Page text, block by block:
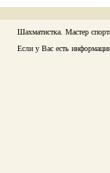
Шахматистка. Мастер
Если у Вас есть информация